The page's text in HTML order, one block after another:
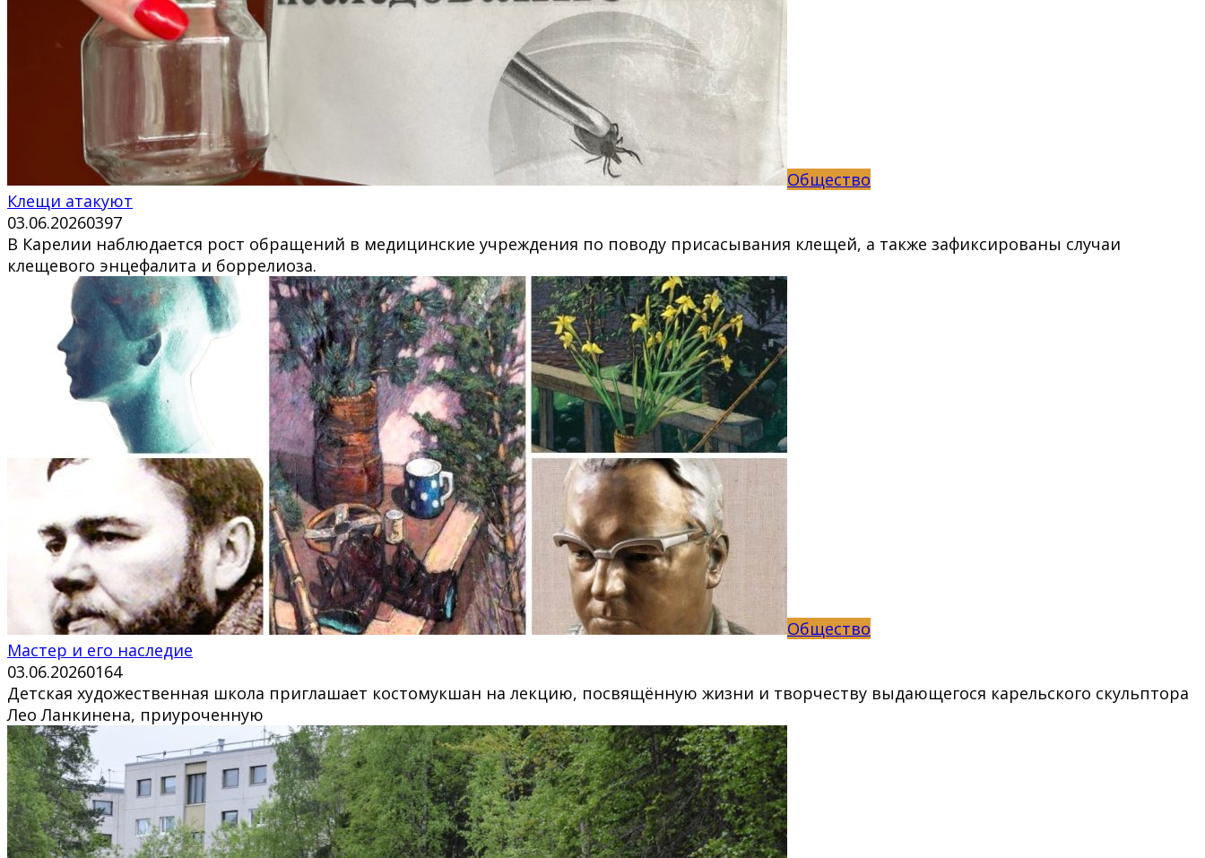
Общество
Клещи атакуют
03.06.20260397
В Карелии наблюдается рост обращений в медицинские учреждения по поводу присасывания клещей, а также зафиксированы случаи
клещевого энцефалита и боррелиоза.
Общество
Мастер и его наследие
03.06.20260164
Детская художественная школа приглашает костомукшан на лекцию, посвящённую жизни и творчеству выдающегося карельского скульптора
Лео Ланкинена, приуроченную